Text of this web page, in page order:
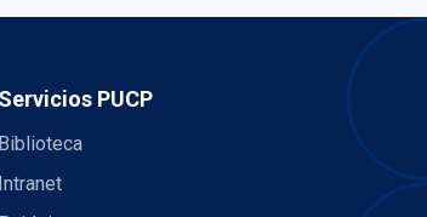
Servicios PUCP
Biblioteca
Intranet